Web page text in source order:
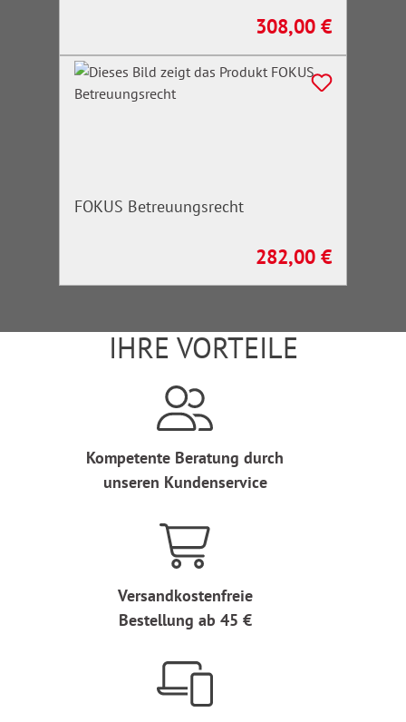
Regulärer Preis:
308,00 €
FOKUS Betreuungsrecht
Regulärer Preis:
282,00 €
IHRE VORTEILE
Kompetente Beratung durch
unseren Kundenservice
Versandkostenfreie
Bestellung ab 45 €